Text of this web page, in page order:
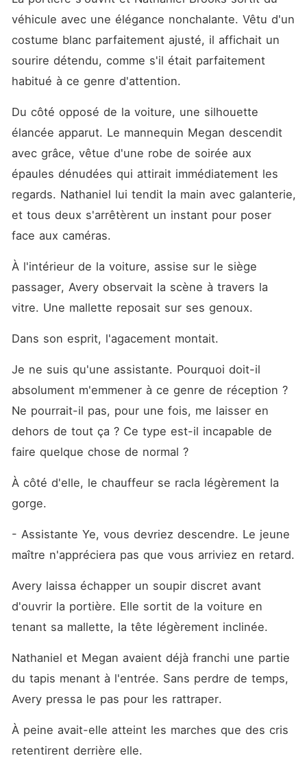
véhicule avec une élégance nonchalante. Vêtu d'un
costume blanc parfaitement ajusté, il affichait un
sourire détendu, comme s'il était parfaitement
habitué à ce genre d'attention.
Du côté opposé de la voiture, une silhouette
élancée apparut. Le mannequin Megan descendit
avec grâce, vêtue d'une robe de soirée aux
épaules dénudées qui attirait immédiatement les
regards. Nathaniel lui tendit la main avec galanterie,
et tous deux s'arrêtèrent un instant pour poser
face aux caméras.
À l'intérieur de la voiture, assise sur le siège
passager, Avery observait la scène à travers la
vitre. Une mallette reposait sur ses genoux.
Dans son esprit, l'agacement montait.
Je ne suis qu'une assistante. Pourquoi doit-il
absolument m'emmener à ce genre de réception ?
Ne pourrait-il pas, pour une fois, me laisser en
dehors de tout ça ? Ce type est-il incapable de
faire quelque chose de normal ?
À côté d'elle, le chauffeur se racla légèrement la
gorge.
- Assistante Ye, vous devriez descendre. Le jeune
maître n'appréciera pas que vous arriviez en retard.
Avery laissa échapper un soupir discret avant
d'ouvrir la portière. Elle sortit de la voiture en
tenant sa mallette, la tête légèrement inclinée.
Nathaniel et Megan avaient déjà franchi une partie
du tapis menant à l'entrée. Sans perdre de temps,
Avery pressa le pas pour les rattraper.
À peine avait-elle atteint les marches que des cris
retentirent derrière elle.